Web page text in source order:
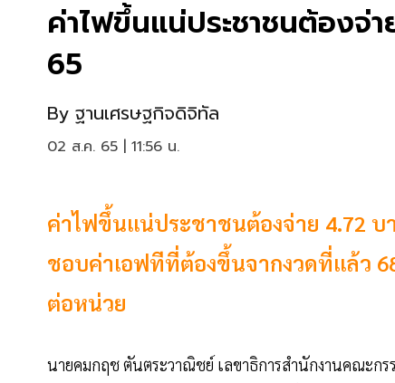
ค่าไฟขึ้นแน่ประชาชนต้องจ่
65
By ฐานเศรษฐกิจดิจิทัล
02 ส.ค. 65 | 11:56 น.
ค่าไฟขึ้นแน่ประชาชนต้องจ่าย 4.72
ชอบค่าเอฟทีที่ต้องขึ้นจากงวดที่แล้ว
ต่อหน่วย
นายคมกฤช ตันตระวาณิชย์ เลขาธิการสำนักงานคณะกร